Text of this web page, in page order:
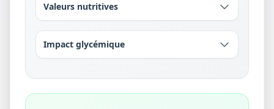
Valeurs nutritives
Impact glycémique